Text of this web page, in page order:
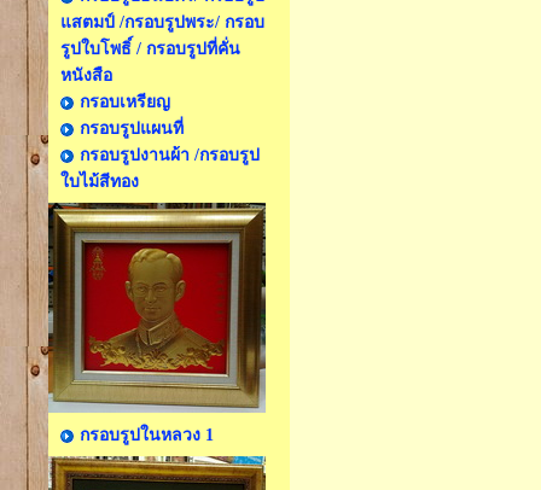
แสตมป์ /กรอบรูปพระ/ กรอบ
รูปใบโพธิ์ / กรอบรูปที่คั่น
หนังสือ
กรอบเหรียญ
กรอบรูปแผนที่
กรอบรูปงานผ้า /กรอบรูป
ใบไม้สีทอง
กรอบรูปในหลวง 1